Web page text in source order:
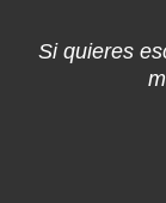
Si quieres